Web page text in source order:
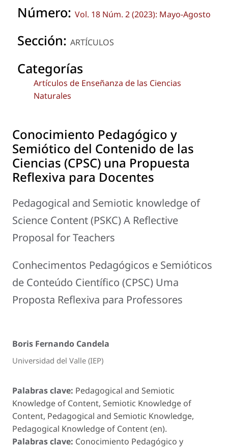
Número: Vol. 18 Núm. 2 (2023): Mayo-Agosto
Sección: ARTÍCULOS
Categorías
Artículos de Enseñanza de las Ciencias
Naturales
Conocimiento Pedagógico y
Semiótico del Contenido de las
Ciencias (CPSC) una Propuesta
Reflexiva para Docentes
Pedagogical and Semiotic knowledge of
Science Content (PSKC) A Reflective
Proposal for Teachers
Conhecimentos Pedagógicos e Semióticos
de Conteúdo Científico (CPSC) Uma
Proposta Reflexiva para Professores
Boris Fernando Candela
Universidad del Valle (IEP)
Palabras clave: Pedagogical and Semiotic
Knowledge of Content, Semiotic Knowledge of
Content, Pedagogical and Semiotic Knowledge,
Pedagogical Knowledge of Content (en).
Palabras clave: Conocimiento Pedagógico y